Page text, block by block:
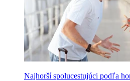
Najhorší spolucestujúci podľa